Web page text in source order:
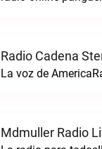
Radio Cadena
La voz de
Mdmuller Radio